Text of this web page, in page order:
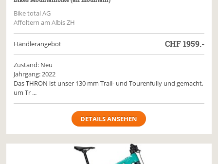
Bike total AG
Affoltern am Albis ZH
Händlerangebot CHF1959.-
Zustand: Neu
Jahrgang: 2022
Das THRON ist unser 130 mm Trail- und Tourenfully und gemacht,
um Tr ...
DETAILS ANSEHEN